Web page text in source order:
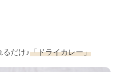
るだけ♪「ドライカレー」